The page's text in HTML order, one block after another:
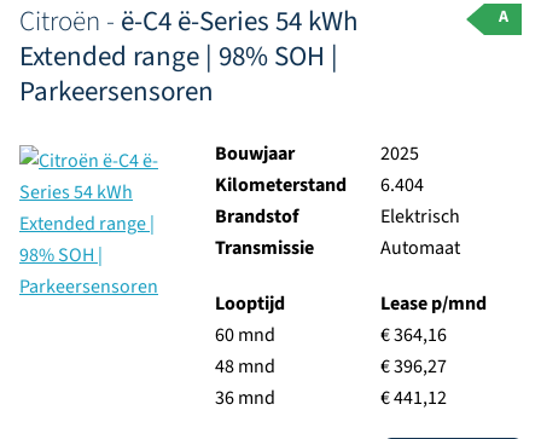
Citroën - ë-C4 ë-Series 54 kWh
Extended range | 98% SOH |
Parkeersensoren
A
Bouwjaar
2025
Kilometerstand
6.404
Brandstof
Elektrisch
Transmissie
Automaat
Looptijd
60 mnd
48 mnd
36 mnd
Lease p/mnd
€ 364,16
€ 396,27
€ 441,12